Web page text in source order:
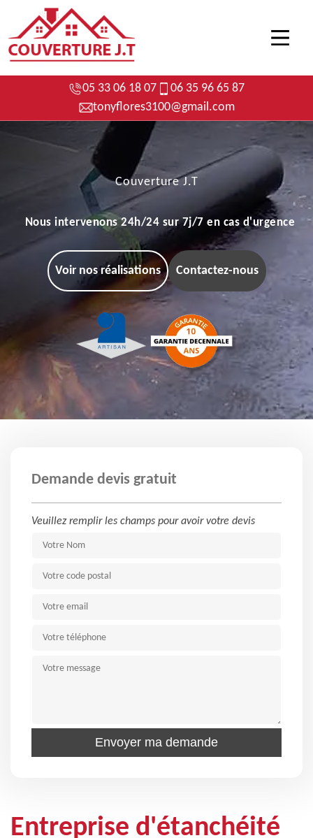
05 33 06 18 07
06 35 96 65 87
tonyflores3100@gmail.com
Couverture J.T
Nous intervenons 24h/24 sur 7j/7 en cas d'urgence
Voir nos réalisations Contactez-nous
Demande devis gratuit
Veuillez remplir les champs pour avoir votre devis
Entreprise d'étanchéité